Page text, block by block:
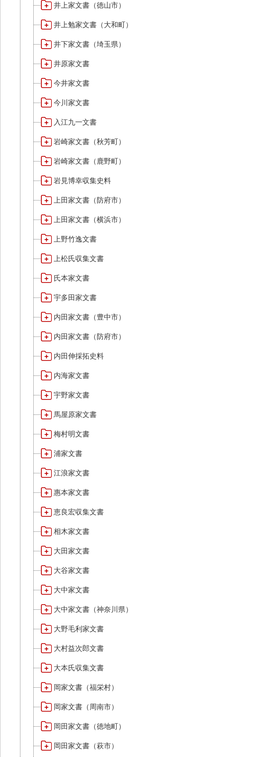
井上家文書（徳山市）
井上勉家文書（大和町）
井下家文書（埼玉県）
井原家文書
今井家文書
今川家文書
入江九一文書
岩崎家文書（秋芳町）
岩崎家文書（鹿野町）
岩見博幸収集史料
上田家文書（防府市）
上田家文書（横浜市）
上野竹逸文書
上松氏収集文書
氏本家文書
宇多田家文書
内田家文書（豊中市）
内田家文書（防府市）
内田伸採拓史料
内海家文書
宇野家文書
馬屋原家文書
梅村明文書
浦家文書
江浪家文書
惠本家文書
恵良宏収集文書
相木家文書
大田家文書
大谷家文書
大中家文書
大中家文書（神奈川県）
大野毛利家文書
大村益次郎文書
大本氏収集文書
岡家文書（福栄村）
岡家文書（周南市）
岡田家文書（徳地町）
岡田家文書（萩市）